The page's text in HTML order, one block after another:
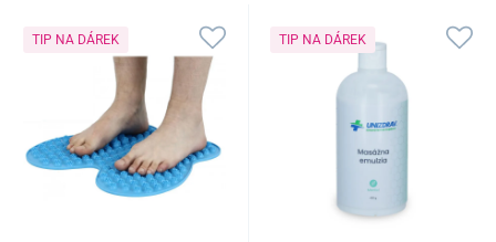
TIP NA DÁREK TIP NA DÁREK